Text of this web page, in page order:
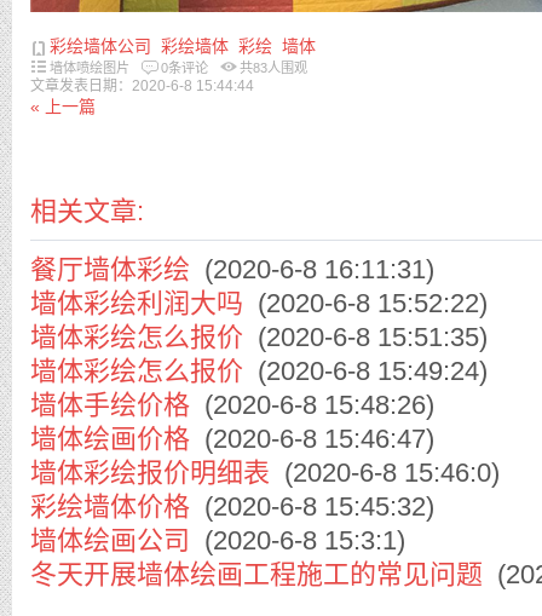
彩绘墙体公司 彩绘墙体 彩绘 墙体
墙体喷绘图片 0条评论 共83人围观
文章发表日期：2020-6-8 15:44:44
« 上一篇
相关文章:
餐厅墙体彩绘 (2020-6-8 16:11:31)
墙体彩绘利润大吗 (2020-6-8 15:52:22)
墙体彩绘怎么报价 (2020-6-8 15:51:35)
墙体彩绘怎么报价 (2020-6-8 15:49:24)
墙体手绘价格 (2020-6-8 15:48:26)
墙体绘画价格 (2020-6-8 15:46:47)
墙体彩绘报价明细表 (2020-6-8 15:46:0)
彩绘墙体价格 (2020-6-8 15:45:32)
墙体绘画公司
(2020-6-8 15:3:1)
冬天开展墙体绘画工程施工的常见问题